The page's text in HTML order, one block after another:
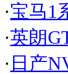
·宝马1
·英朗
· 日产